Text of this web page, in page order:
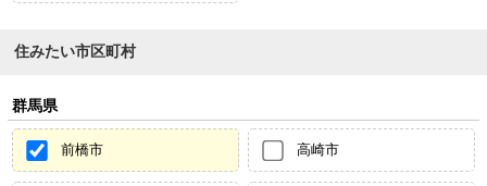
住みたい市区町村
群馬県
前橋市 高崎市